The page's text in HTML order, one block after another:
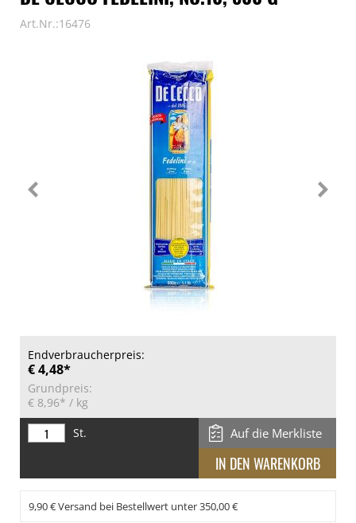
Art.Nr.:16476
Endverbraucherpreis:
€ 4,48*
Grundpreis:
€ 8,96* / kg
St.
Auf die Merkliste
9,90 € Versand bei Bestellwert unter 350,00 €